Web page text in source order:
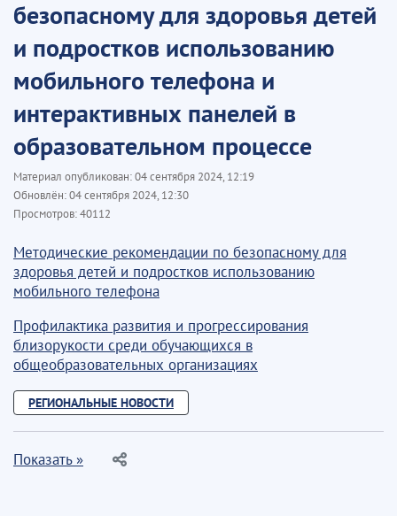
безопасному для здоровья детей
и подростков использованию
мобильного телефона и
интерактивных панелей в
образовательном процессе
Материал опубликован:04 сентября 2024, 12:19
Обновлён:04 сентября 2024, 12:30
Просмотров:40112
Методические рекомендации по безопасному для
здоровья детей и подростков использованию
мобильного телефона
Профилактика развития и прогрессирования
близорукости среди обучающихся в
общеобразовательных организациях
РЕГИОНАЛЬНЫЕ НОВОСТИ
Показать »